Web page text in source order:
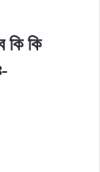
কি কি